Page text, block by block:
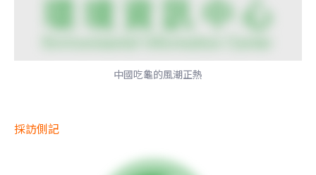
中國吃龜的風潮正熱
採訪側記